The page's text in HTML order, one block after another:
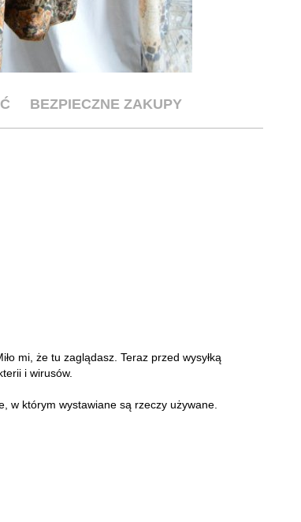
BEZPIECZNE ZAKUPY
mi, że tu zaglądasz. Teraz przed wysyłką
i wirusów.
w którym wystawiane są rzeczy używane.